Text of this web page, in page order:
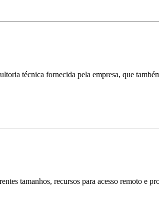
técnica fornecida pela empresa, que
tamanhos, recursos para acesso remoto e